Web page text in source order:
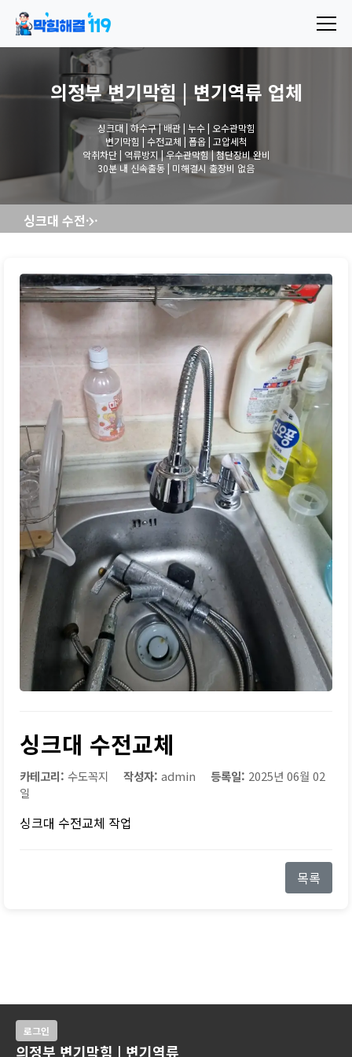
의정부 변기막힘 | 변기역류 업체
싱크대 | 하수구 | 배관 | 누수 | 오수관막힘
변기막힘 | 수전교체 | 폽옵 | 고압세척
악취차단 | 역류방지 | 우수관막힘 | 첨단장비 완비
30분 내 신속출동 | 미해결시 출장비 없음
싱크대 수전교체
싱크대 수전교체
카테고리: 수도꼭지 작성자: admin 등록일: 2025년 06월 02
일
싱크대 수전교체 작업
목록
로그인
의정부 변기막힘 | 변기역류